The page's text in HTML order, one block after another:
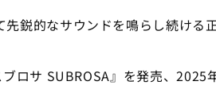
鋭的なサウンドを鳴らし続ける
ロサ SUBROSA』を発売、